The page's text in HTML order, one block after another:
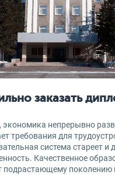
заказать
экономика непрерывно
требования для
система стареет и
Качественное
подрастающему поколению